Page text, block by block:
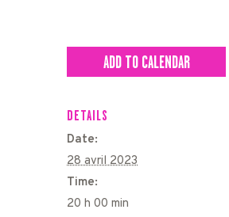
ADD TO CALENDAR
DETAILS
Date:
28 avril 2023
Time:
20 h 00 min